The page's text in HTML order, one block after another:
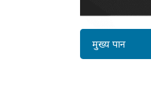
मुख्य पान